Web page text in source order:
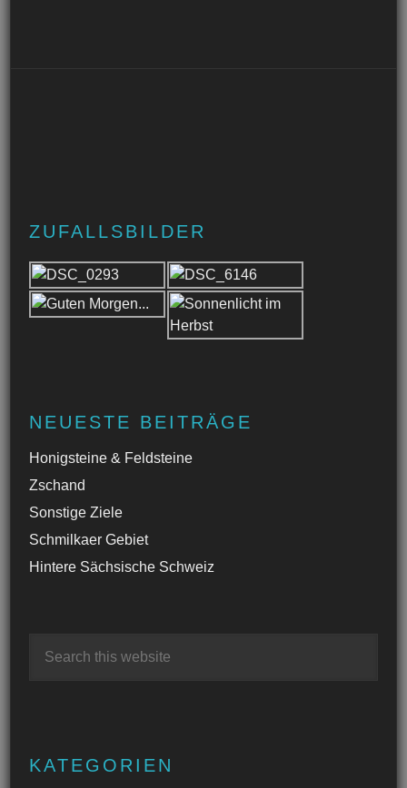
ZUFALLSBILDER
NEUESTE BEITRÄGE
Honigsteine & Feldsteine
Zschand
Sonstige Ziele
Schmilkaer Gebiet
Hintere Sächsische Schweiz
KATEGORIEN